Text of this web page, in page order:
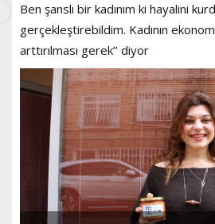
Ben şanslı bir kadınım ki hayalini
gerçekleştirebildim. Kadının
arttırılması gerek’’ diyor